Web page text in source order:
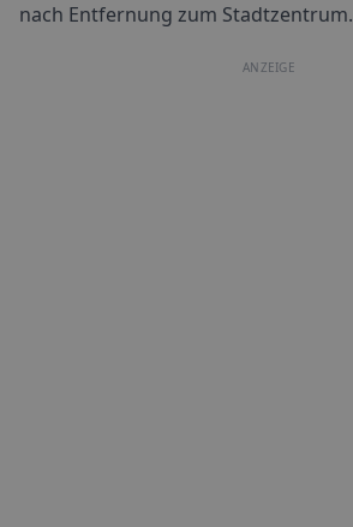
nach Entfernung zum Stadtzentrum.
ANZEIGE